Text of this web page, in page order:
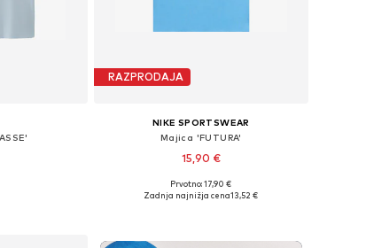
RAZPRODAJA
NIKE SPORTSWEAR
Majica 'FUTURA'
15,90 €
+ 8
Na voljo v različnih velikostih
Prvotno: 17,90 €
Zadnja najnižja cena13,52 €